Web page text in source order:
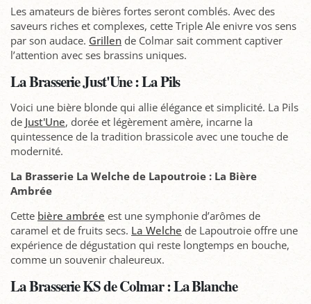
Les amateurs de bières fortes seront comblés. Avec des
saveurs riches et complexes, cette Triple Ale enivre vos sens
par son audace. Grillen de Colmar sait comment captiver
l’attention avec ses brassins uniques.
La Brasserie Just'Une : La Pils
Voici une bière blonde qui allie élégance et simplicité. La Pils
de Just'Une, dorée et légèrement amère, incarne la
quintessence de la tradition brassicole avec une touche de
modernité.
La Brasserie La Welche de Lapoutroie : La Bière
Ambrée
Cette bière ambrée est une symphonie d’arômes de
caramel et de fruits secs. La Welche de Lapoutroie offre une
expérience de dégustation qui reste longtemps en bouche,
comme un souvenir chaleureux.
La Brasserie KS de Colmar : La Blanche